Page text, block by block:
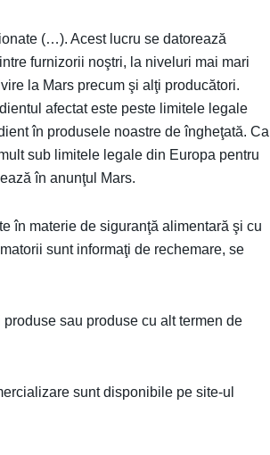
(…). Acest lucru se datorează
furnizorii noştri, la niveluri mai mari
la Mars precum şi alţi producători.
afectat este peste limitele legale
în produsele noastre de îngheţată. Ca
sub limitele legale din Europa pentru
în anunţul Mars.
în materie de siguranţă alimentară şi cu
sunt informaţi de rechemare, se
sau produse cu alt termen de
sunt disponibile pe site-ul